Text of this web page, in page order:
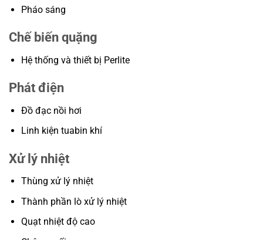
Pháo sáng
Chế biến quặng
Hệ thống và thiết bị Perlite
Phát điện
Đồ đạc nồi hơi
Linh kiện tuabin khí
Xử lý nhiệt
Thùng xử lý nhiệt
Thành phần lò xử lý nhiệt
Quạt nhiệt độ cao